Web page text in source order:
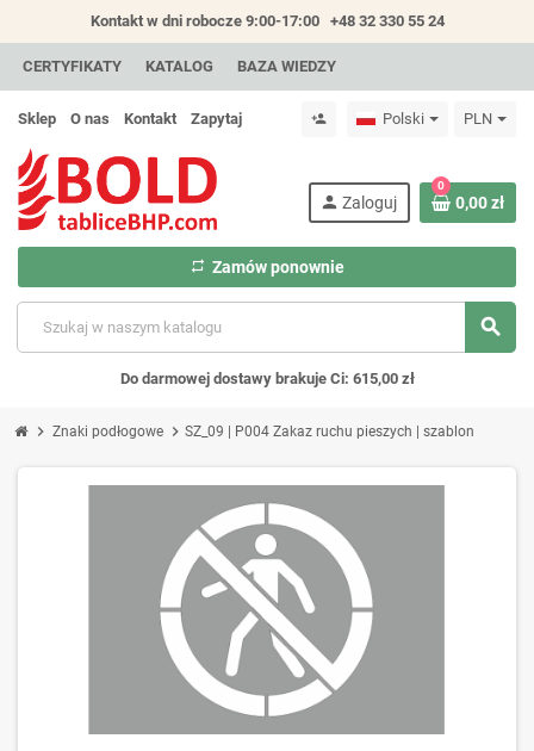
Kontakt w dni robocze 9:00-17:00 +48 32 330 55 24
CERTYFIKATY KATALOG BAZA WIEDZY
Sklep O nas Kontakt Zapytaj person_add Polski PLN
search
person Zaloguj
repeat Zamów ponownie
0
0,00 zł
Do darmowej dostawy brakuje Ci: 615,00 zł
chevron_right Znaki podłogowe chevron_right SZ_09 | P004 Zakaz ruchu pieszych | szablon